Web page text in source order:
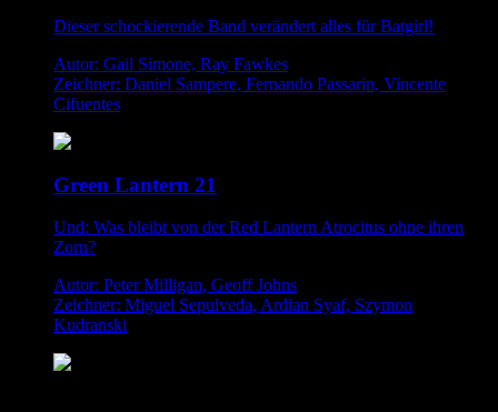
Dieser schockierende Band verändert alles für Batgirl!
Autor: Gail Simone, Ray Fawkes
Zeichner: Daniel Sampere, Fernando Passarin, Vincente
Cifuentes
Green Lantern 21
Und: Was bleibt von der Red Lantern Atrocitus ohne ihren
Zorn?
Autor: Peter Milligan, Geoff Johns
Zeichner: Miguel Sepulveda, Ardian Syaf, Szymon
Kudranski